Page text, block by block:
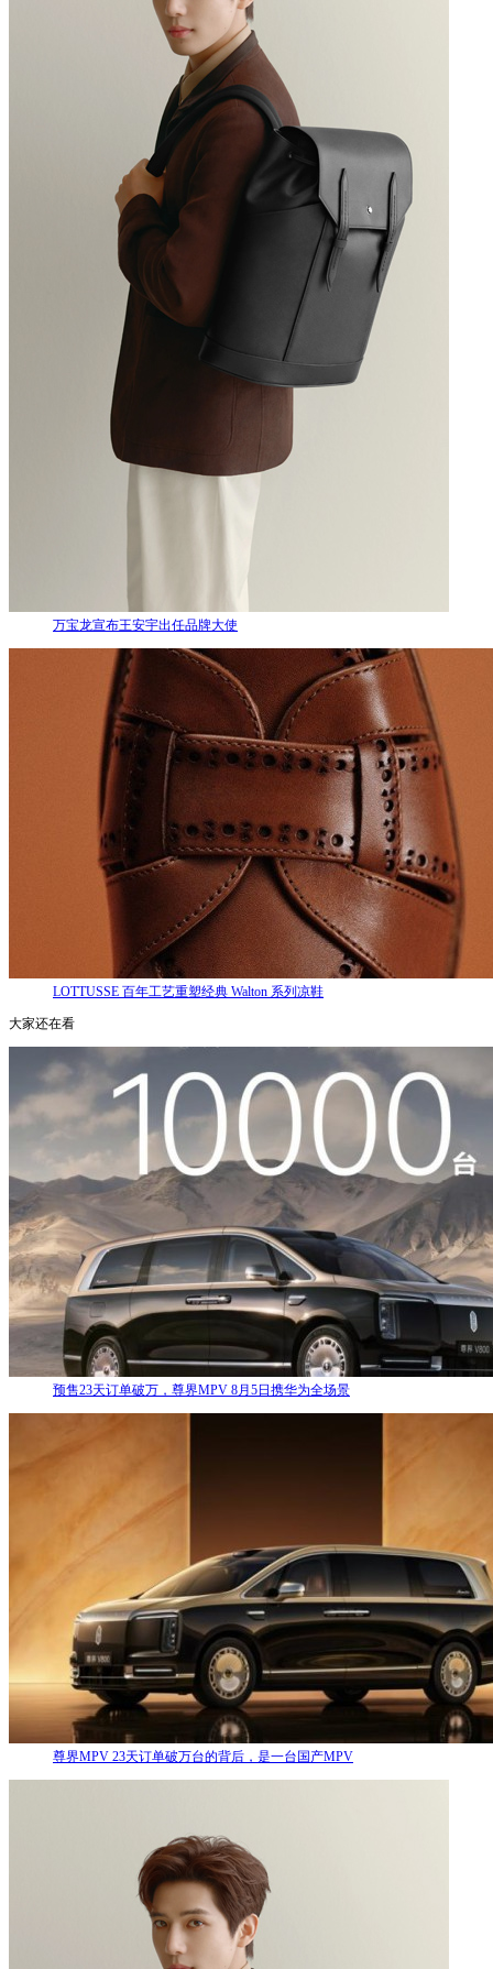
万宝龙宣布王安宇出任品牌大使
LOTTUSSE 百年工艺重塑经典 Walton 系列凉鞋
大家还在看
预售23天订单破万，尊界MPV 8月5日携华为全场景
尊界MPV 23天订单破万台的背后，是一台国产MPV